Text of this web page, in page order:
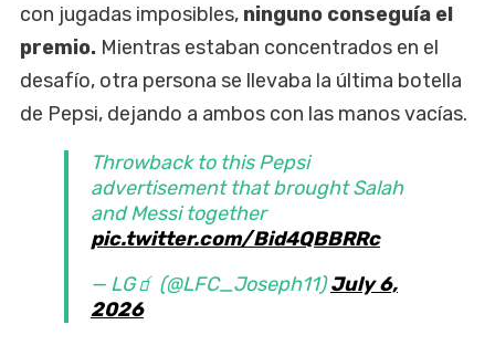
con jugadas imposibles, ninguno conseguía el
premio. Mientras estaban concentrados en el
desafío, otra persona se llevaba la última botella
de Pepsi, dejando a ambos con las manos vacías.
Throwback to this Pepsi
advertisement that brought Salah
and Messi together
pic.twitter.com/Bid4QBBRRc
— LG🧃 (@LFC_Joseph11)July 6,
2026